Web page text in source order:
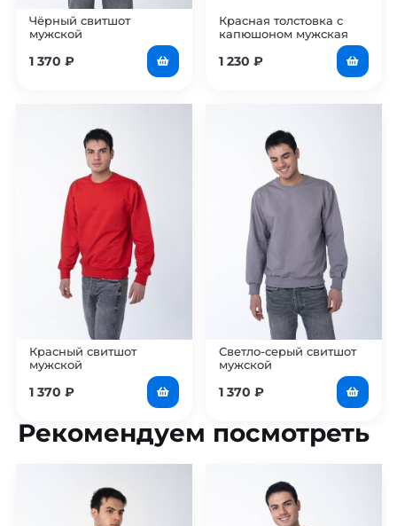
Чёрный свитшот
мужской
1 370 ₽
Красная толстовка с
капюшоном мужская
1 230 ₽
Красный свитшот
мужской
1 370 ₽
Светло-серый свитшот
мужской
1 370 ₽
Рекомендуем посмотреть